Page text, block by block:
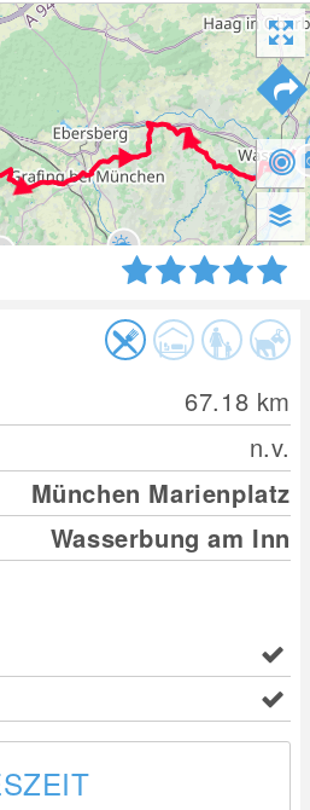
67.18 km
n.v.
München Marienplatz
Wasserbung am Inn